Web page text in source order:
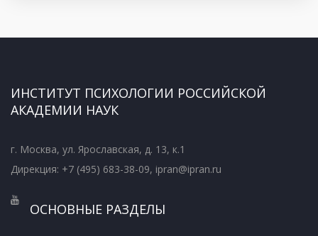
ИНСТИТУТ ПСИХОЛОГИИ РОССИЙСКОЙ
АКАДЕМИИ НАУК
г. Москва, ул. Ярославская, д. 13, к.1
Дирекция: +7 (495) 683-38-09, ipran@ipran.ru
ОСНОВНЫЕ РАЗДЕЛЫ